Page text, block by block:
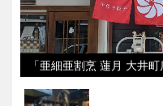
「亜細亜割烹 蓮月 大井